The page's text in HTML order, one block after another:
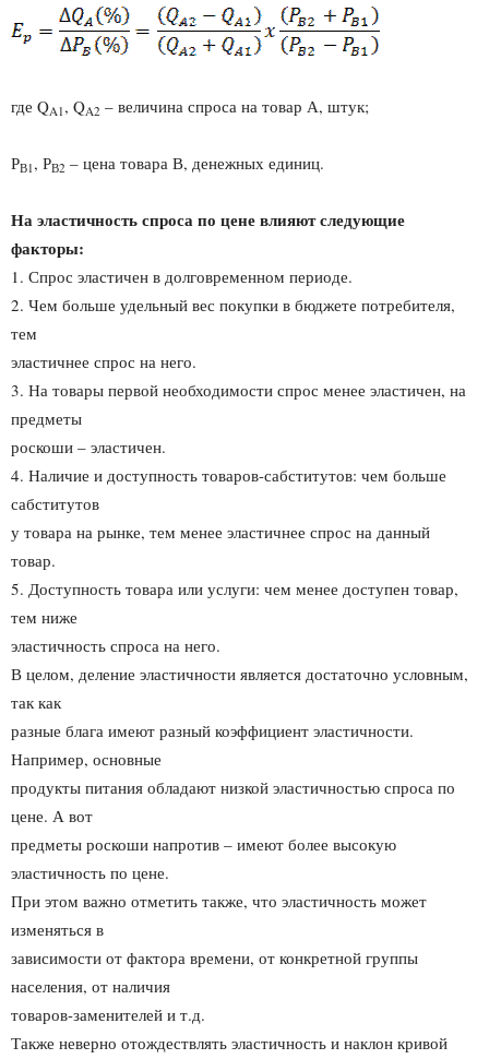
где QA1 , QA2 – величина спроса на товар А, штук;
РВ1 , РВ2 – цена товара В, денежных единиц.
На эластичность спроса по цене влияют следующие
факторы:
1. Спрос эластичен в долговременном периоде.
2. Чем больше удельный вес покупки в бюджете потребителя,
тем
эластичнее спрос на него.
3. На товары первой необходимости спрос менее эластичен, на
предметы
роскоши – эластичен.
4. Наличие и доступность товаров-сабститутов: чем больше
сабститутов
у товара на рынке, тем менее эластичнее спрос на данный
товар.
5. Доступность товара или услуги: чем менее доступен товар,
тем ниже
эластичность спроса на него.
В целом, деление эластичности является достаточно условным,
так как
разные блага имеют разный коэффициент эластичности.
Например, основные
продукты питания обладают низкой эластичностью спроса по
цене. А вот
предметы роскоши напротив – имеют более высокую
эластичность по цене.
При этом важно отметить также, что эластичность может
изменяться в
зависимости от фактора времени, от конкретной группы
населения, от наличия
товаров-заменителей и т.д.
Также неверно отождествлять эластичность и наклон кривой